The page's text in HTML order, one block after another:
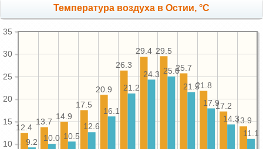
Температура воздуха в Остии, °C
10
15
20
25
30
35
13.9
17.2
21.8
25.7
29.5
29.4
26.3
20.9
17.5
14.9
13.7
12.4
11.1
14.3
17.9
21.5
25.0
24.3
21.2
16.1
12.6
10.5
10.0
9.2